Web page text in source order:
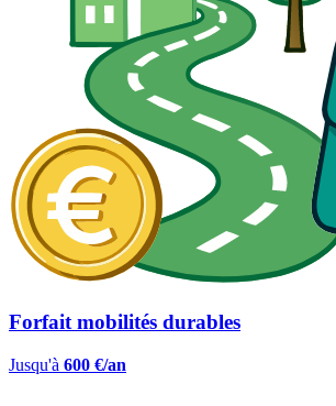
Forfait mobilités durables
Jusqu'à 600 €/an